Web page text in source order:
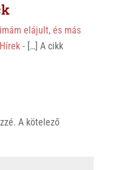
elájult, és más
- […] A cikk
A kötelező